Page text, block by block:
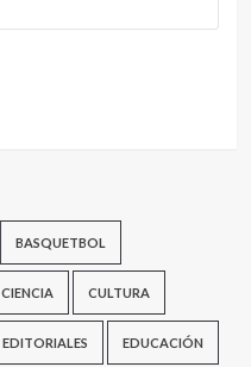
BASQUETBOL
CIENCIA CULTURA
EDITORIALES EDUCACIÓN